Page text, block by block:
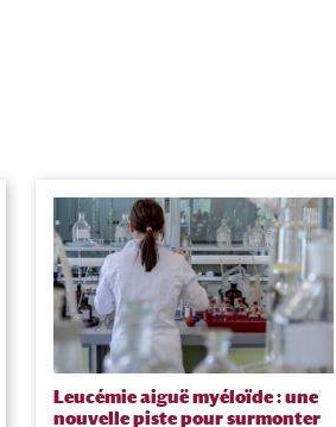
Leucémie aiguë myéloïde : une
nouvelle piste pour surmonter